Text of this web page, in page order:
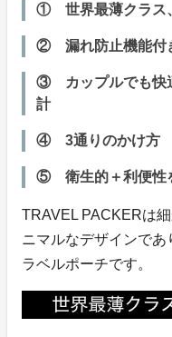
① 世界最薄クラス
② 漏れ防止機能付
③ カップルでも快
計
④ 3通りのかけ方
⑤ 衛生的＋利便性
TRAVEL PACKERは
ニマルなデザインであ
ラベルポーチです。